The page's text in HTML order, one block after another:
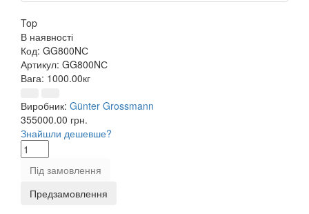
Top
В наявності
Код: GG800NС
Артикул: GG800NС
Вага: 1000.00кг
Виробник: Günter Grossmann
355000.00 грн.
Знайшли дешевше?
Під замовлення
Предзамовлення